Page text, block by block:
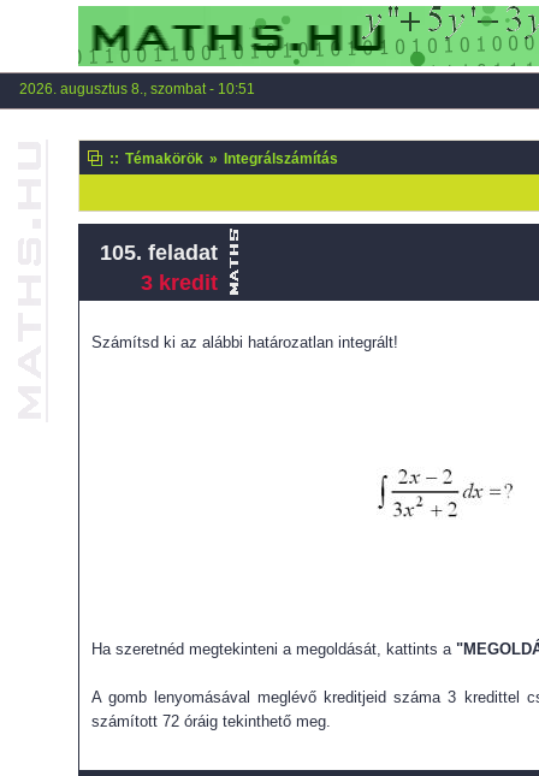
2026. augusztus 8., szombat - 10:51
:: Témakörök » Integrálszámítás
105. feladat
3 kredit
Számítsd ki az alábbi határozatlan integrált!
Ha szeretnéd megtekinteni a megoldását, kattints a
A gomb lenyomásával meglévő kreditjeid száma 3 kredittel
számított 72 óráig tekinthető meg.